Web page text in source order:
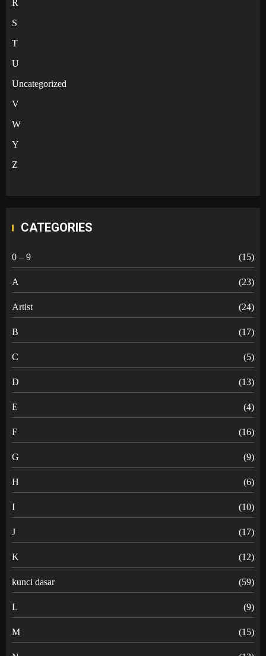
R
S
T
U
Uncategorized
V
W
Y
Z
CATEGORIES
0 – 9 (15)
A (23)
Artist (24)
B (17)
C (5)
D (13)
E (4)
F (16)
G (9)
H (6)
I (10)
J (17)
K (12)
kunci dasar (59)
L (9)
M (15)